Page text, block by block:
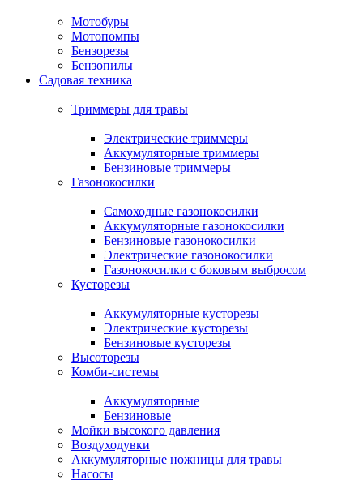
Мотобуры
Мотопомпы
Бензорезы
Бензопилы
Садовая техника
Триммеры для травы
Электрические триммеры
Аккумуляторные триммеры
Бензиновые триммеры
Газонокосилки
Самоходные газонокосилки
Аккумуляторные газонокосилки
Бензиновые газонокосилки
Электрические газонокосилки
Газонокосилки с боковым выбросом
Кусторезы
Аккумуляторные кусторезы
Электрические кусторезы
Бензиновые кусторезы
Высоторезы
Комби-системы
Аккумуляторные
Бензиновые
Мойки высокого давления
Воздуходувки
Аккумуляторные ножницы для травы
Насосы